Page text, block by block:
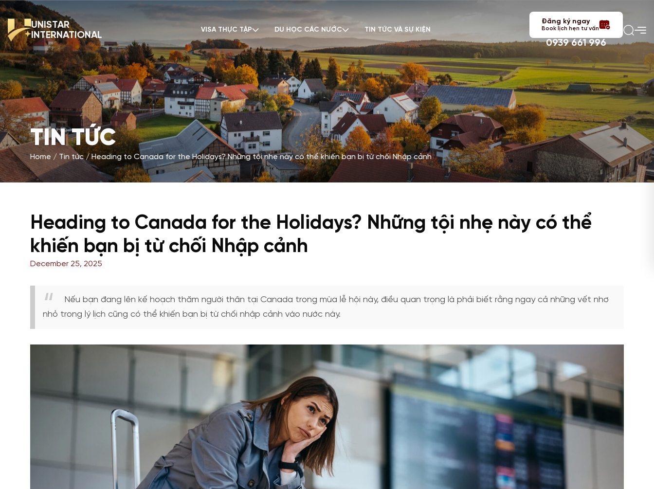
UNISTAR
INTERNATIONAL
VISA THỰC TẬP DU HỌC CÁC NƯỚC TIN TỨC VÀ SỰ KIỆN
Đăng ký ngay
Book lịch hẹn tư vấn
0939 661 996
TIN TỨC
Home Tin tức Heading to Canada for the Holidays? Những tội nhẹ này có thể khiến bạn bị từ chối Nhập cảnh
Heading to Canada for the Holidays? Những tội nhẹ này có thể
khiến bạn bị từ chối Nhập cảnh
December 25, 2025
Nếu bạn đang lên kế hoạch thăm người thân tại Canada trong mùa lễ hội này, điều quan trọng là phải biết rằng ngay cả những vết nhơ
nhỏ trong lý lịch cũng có thể khiến bạn bị từ chối nhập cảnh vào nước này.